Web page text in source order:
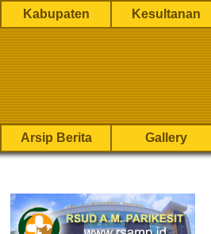
Kabupaten Kesultanan
Arsip Berita Gallery